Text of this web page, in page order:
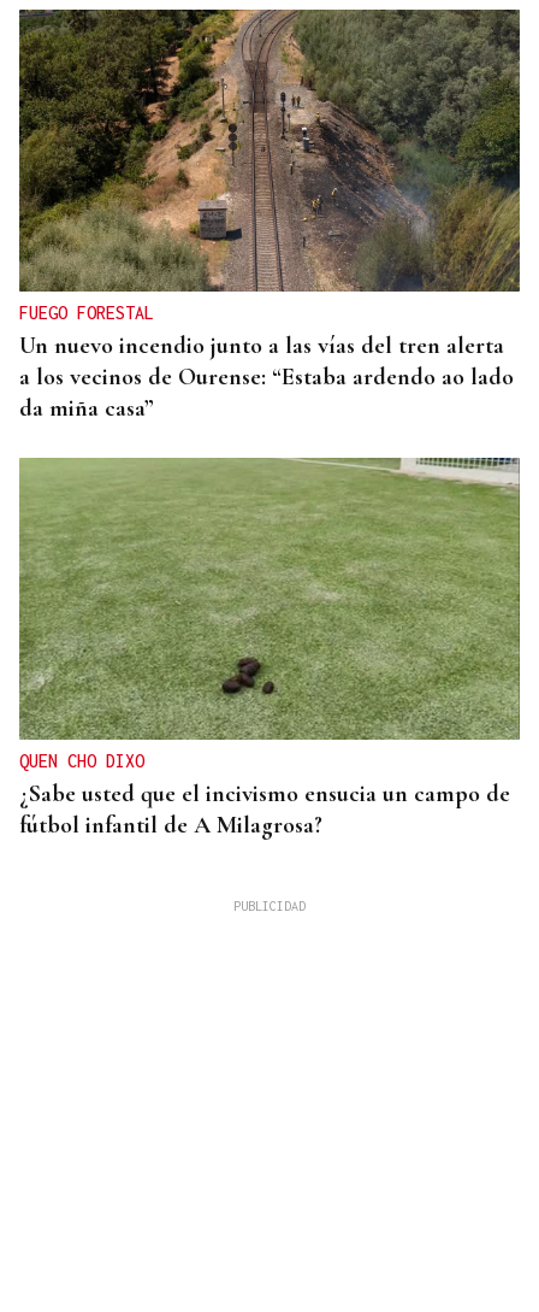
FUEGO FORESTAL
Un nuevo incendio junto a las vías del tren alerta
a los vecinos de Ourense: “Estaba ardendo ao lado
da miña casa”
QUEN CHO DIXO
¿Sabe usted que el incivismo ensucia un campo de
fútbol infantil de A Milagrosa?